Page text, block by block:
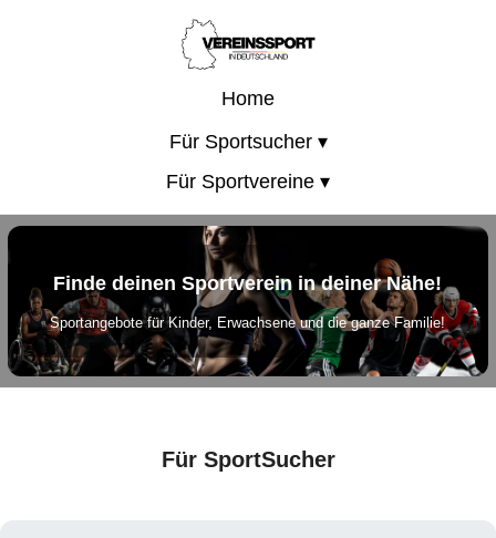
Home
Für Sportsucher ▾
Für Sportvereine ▾
Finde deinen Sportverein in deiner Nähe!
Sportangebote für Kinder, Erwachsene und die ganze Familie!
Für SportSucher